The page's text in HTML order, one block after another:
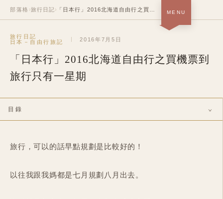
MENU
部落格 NOW
部落格 ›旅行日記›
旅行日記
日本－自由行旅記
2016年7月5日
「日本行」2016北海道自由行之買機票到
旅行只有一星期
目錄
旅行，可以的話早點規劃是比較好的！
以往我跟我媽都是七月規劃八月出去。